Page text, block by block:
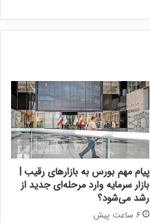
پیام مهم بورس به بازارهای رقیب |
بازار سرمایه وارد مرحله‌ای جدید از
رشد می‌شود؟
6 ساعت پیش